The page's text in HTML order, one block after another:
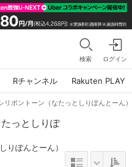
検索 ログイン
Rチャンネル Rakuten PLAY
リポントーン（なたっとしりぽんとーん）
っとしりぽ
りぽんとーん）